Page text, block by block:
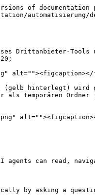
of documentation
automatisierung/
Drittanbieter-Tools
(gelb hinterlegt) wird
temporären Ordner
agents can read,
by asking a